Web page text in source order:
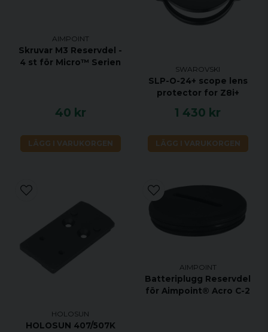
AIMPOINT
Skruvar M3 Reservdel -
4 st för Micro™ Serien
40 kr
LÄGG I VARUKORGEN
SWAROVSKI
SLP-O-24+ scope lens
protector for Z8i+
1 430 kr
LÄGG I VARUKORGEN
HOLOSUN
HOLOSUN 407/507K
AIMPOINT
Batteriplugg Reservdel
för Aimpoint® Acro C-2